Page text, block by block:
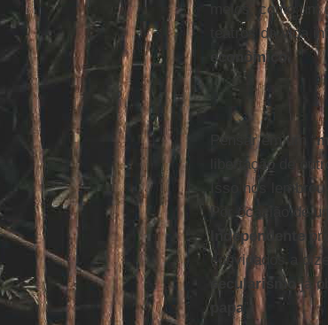
meios, como um
teatros da vida
econômico
Pensar em um “
libertação de
Isso nos
Por ocasião de
Independente
convidados a
secularismojá
papa”.